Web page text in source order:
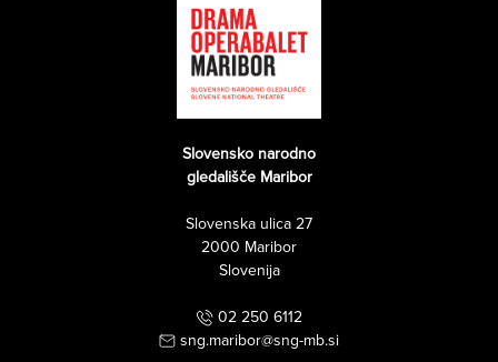
Slovensko narodno
gledališče Maribor
Slovenska ulica 27
2000 Maribor
Slovenija
02 250 6112
sng.maribor@sng-mb.si